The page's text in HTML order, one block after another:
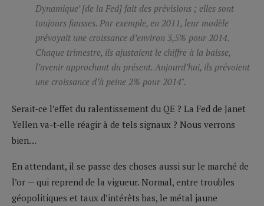
Dynamique’ [de la Fed] fait des prévisions ; elles sont
toujours fausses. Par exemple, en 2011, leur modèle
prévoyait une croissance d’environ 3,5% pour 2014.
Chaque trimestre, ils ajustaient le chiffre à la baisse,
l’avenir approchant du présent. Aujourd’hui, ils prévoient
une croissance d’à peine 2% pour 2014".
Serait-ce l’effet du ralentissement du QE ? La Fed de Janet
Yellen va-t-elle réagir à de tels signaux ? Nous verrons
bien…
En attendant, il se passe des choses aussi sur le marché de
l’or — qui reprend de la vigueur. Normal, entre troubles
géopolitiques et taux d’intérêts bas, le métal jaune